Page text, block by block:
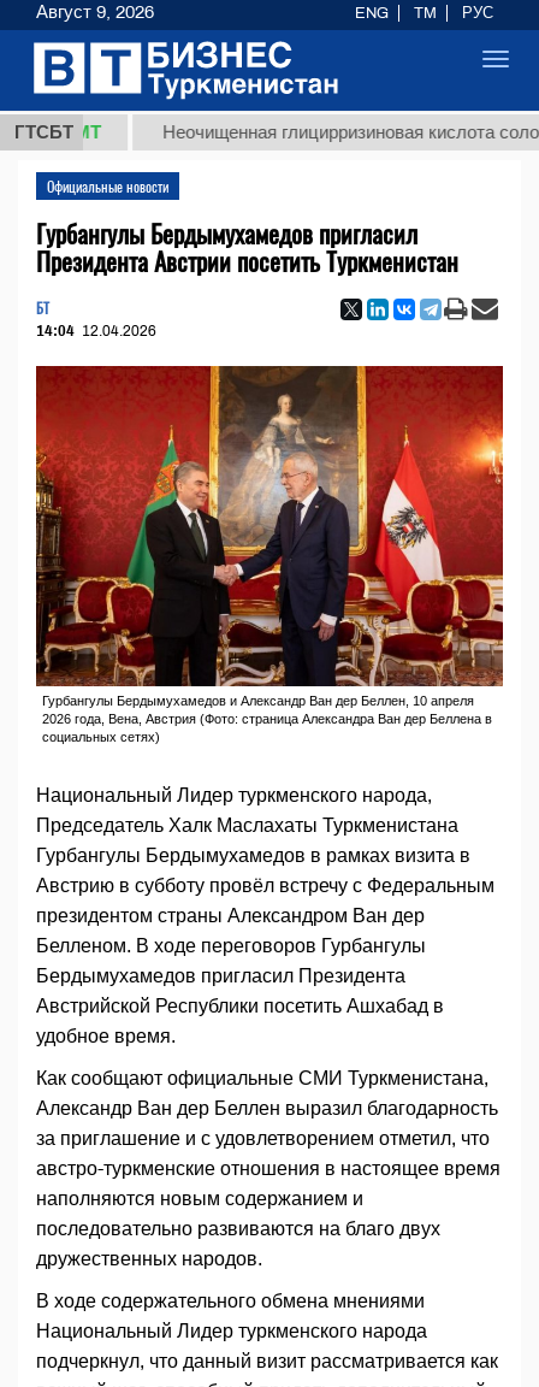
ГТСБТ
ТМТ Неочищенная глицирризиновая кислота
Официальные новости
Гурбангулы Бердымухамедов пригласил
Президента Австрии посетить Туркменистан
БТ
14:04 12.04.2026
Гурбангулы Бердымухамедов и Александр Ван дер Беллен, 10 апреля
2026 года, Вена, Австрия (Фото: страница Александра Ван дер Беллена в
социальных сетях)
Национальный Лидер туркменского народа,
Председатель Халк Маслахаты Туркменистана
Гурбангулы Бердымухамедов в рамках визита в
Австрию в субботу провёл встречу с Федеральным
президентом страны Александром Ван дер
Белленом. В ходе переговоров Гурбангулы
Бердымухамедов пригласил Президента
Австрийской Республики посетить Ашхабад в
удобное время.
Как сообщают официальные СМИ Туркменистана,
Александр Ван дер Беллен выразил благодарность
за приглашение и с удовлетворением отметил, что
австро-туркменские отношения в настоящее время
наполняются новым содержанием и
последовательно развиваются на благо двух
дружественных народов.
В ходе содержательного обмена мнениями
Национальный Лидер туркменского народа
подчеркнул, что данный визит рассматривается как
Август 9, 2026 ENG TM РУС